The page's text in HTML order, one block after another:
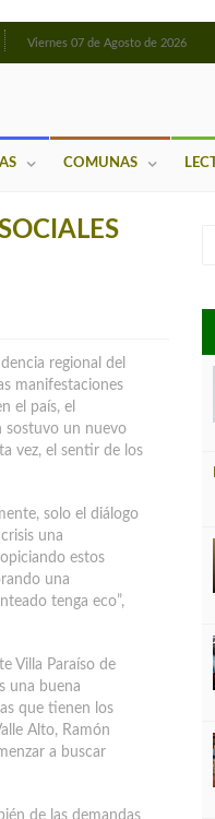
Viernes 07 de Agosto de 2026
COMUNAS
regional del
manifestaciones
el país, el
sostuvo un nuevo
vez, el sentir de los
solo el diálogo
una
estos
una
tenga eco”,
Villa Paraíso de
una buena
que tienen los
Alto, Ramón
a buscar
de las demandas